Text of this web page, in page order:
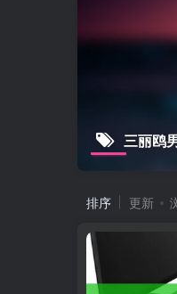
三丽鸥
排序 更新